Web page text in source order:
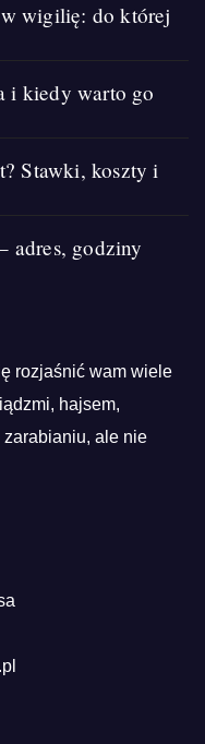
wigilię: do której
i kiedy warto go
Stawki, koszty i
adres, godziny
rozjaśnić wam wiele
hajsem,
zarabianiu, ale nie